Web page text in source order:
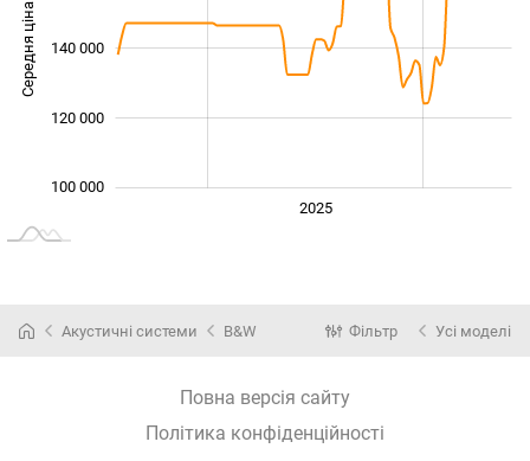
Середня ціна 100 000
100 000
120 000
140 000
2025
Акустичні системи B&W Фільтр Усі моделі
Повна версія сайту
Політика конфіденційності